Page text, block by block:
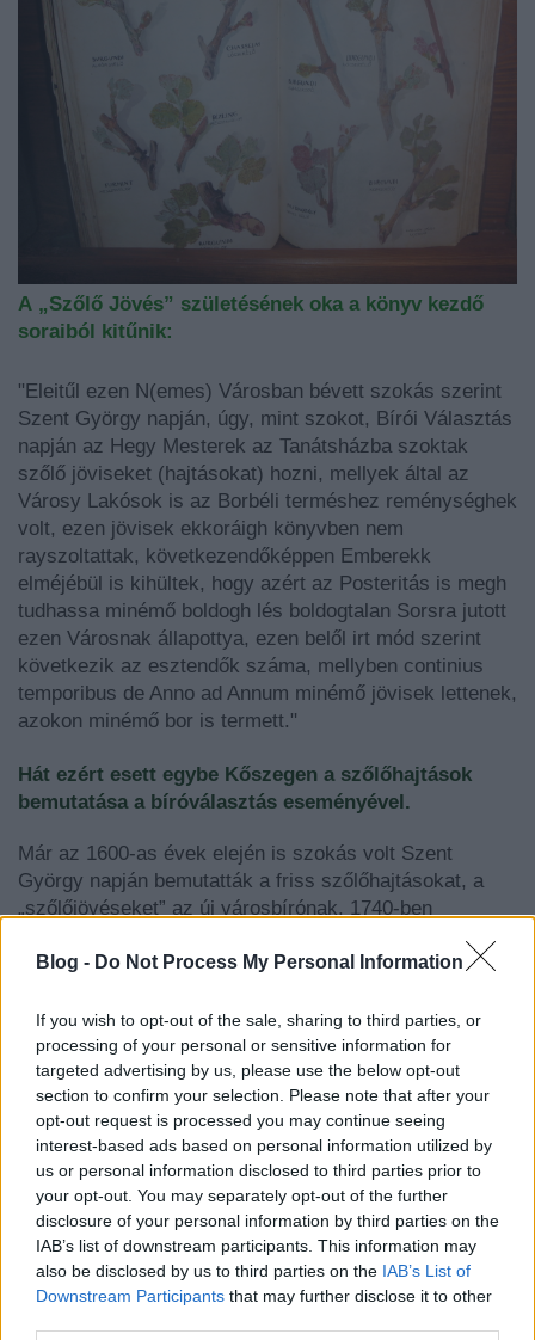
Blog - Do Not Process My Personal Information
If you wish to opt-out of the sale, sharing to third parties, or
processing of your personal or sensitive information for
targeted advertising by us, please use the below opt-out
section to confirm your selection. Please note that after your
opt-out request is processed you may continue seeing
interest-based ads based on personal information utilized by
us or personal information disclosed to third parties prior to
your opt-out. You may separately opt-out of the further
disclosure of your personal information by third parties on the
IAB’s list of downstream participants. This information may
also be disclosed by us to third parties on the IAB’s List of
Downstream Participants that may further disclose it to other
A „Szőlő Jövés” születésének oka a könyv kezdő
soraiból kitűnik:
"Eleitűl ezen N(emes) Városban bévett szokás szerint
Szent György napján, úgy, mint szokot, Bírói Választás
napján az Hegy Mesterek az Tanátsházba szoktak
szőlő jöviseket (hajtásokat) hozni, mellyek által az
Városy Lakósok is az Borbéli terméshez reménységhek
volt, ezen jövisek ekkoráigh könyvben nem
rayszoltattak, következendőképpen Emberekk
elméjébül is kihültek, hogy azért az Posteritás is megh
tudhassa minémő boldogh lés boldogtalan Sorsra jutott
ezen Városnak állapottya, ezen belől irt mód szerint
következik az esztendők száma, mellyben continius
temporibus de Anno ad Annum minémő jövisek lettenek,
azokon minémő bor is termett."
Hát ezért esett egybe Kőszegen a szőlőhajtások
bemutatása a bíróválasztás eseményével.
Már az 1600-as évek elején is szokás volt Szent
György napján bemutatták a friss szőlőhajtásokat, a
„szőlőjövéseket” az új városbírónak. 1740-ben
határozták el, hogy megörökítik a szőlőhajtásokat az
utókor számára. Ezzel hagyományt teremtettek, s
hajtásait. A könyv a szőlő fejlődésének három fontos
periódusát tartalmazza: a Szent György-napi hajtások
mellett a Lőrinc-napi fürtök rajzát, illetve a szüretről
szóló feljegyzéseket.
Kezdetben a rajzok ceruzával készültek, idővel színes
festékkel kerültek a könyv lapjaira. 1868-tól kizárólag
színes képeket, főleg vízfestményeket tartalmaz.
Mindig méretarányosan készültek a rajzok. Volt olyan
év, amikor pótlappal kellett megnövelni a lap
magasságát, a leveles hajtások akkorák voltak, hogy